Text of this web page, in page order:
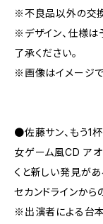
※不良品以外の交
※デザイン、仕様は
了承ください。
※画像はイメージで
●佐藤サン、もう1
女ゲーム風CD ア
くと新しい発見があ
セカンドラインから
※出演者による台